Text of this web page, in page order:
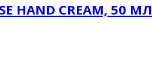
CREAM, 50 МЛ